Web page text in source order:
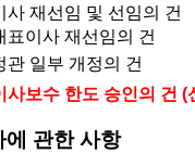
사 재선임 및 선임의 건
표이사 재선임의 건
관 일부 개정의 건
사보수 한도 승인의 건 (
에 관한 사항